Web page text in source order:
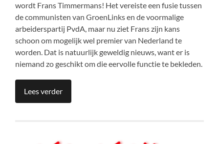
wordt Frans Timmermans! Het vereiste een fusie tussen
de communisten van GroenLinks en de voormalige
arbeiderspartij PvdA, maar nu ziet Frans zijn kans
schoon om mogelijk wel premier van Nederland te
worden. Dat is natuurlijk geweldig nieuws, want er is
niemand zo geschikt om die eervolle functie te bekleden.
Lees verder